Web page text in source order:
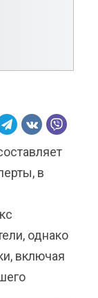
в
однако
включая